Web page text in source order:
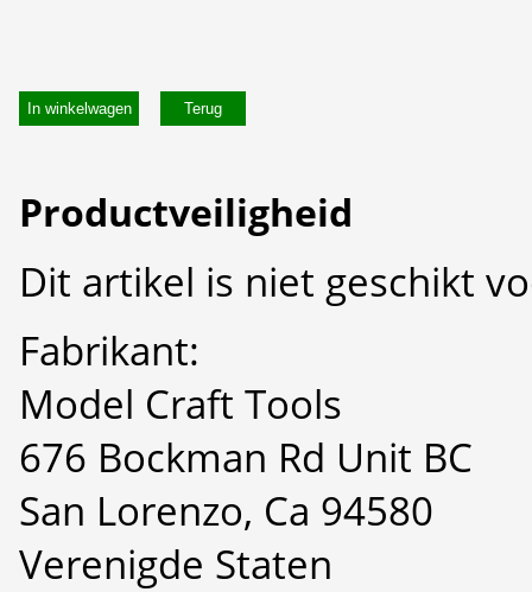
In winkelwagen
Productveiligheid
Dit artikel is niet geschikt
Fabrikant:
Model Craft Tools
676 Bockman Rd Unit BC
San Lorenzo, Ca 94580
Verenigde Staten